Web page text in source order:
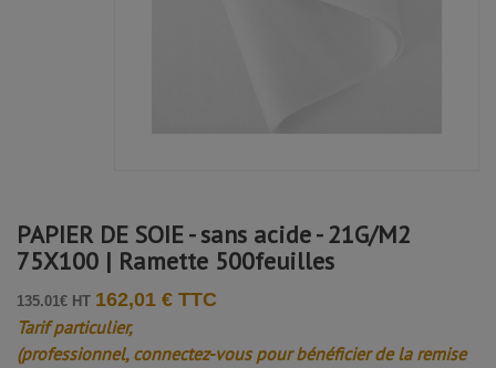
PAPIER DE SOIE - sans acide - 21G/M2
75X100 | Ramette 500feuilles
135.01€ HT 162,01 € TTC
Tarif particulier,
(professionnel, connectez-vous pour bénéficier de la remise